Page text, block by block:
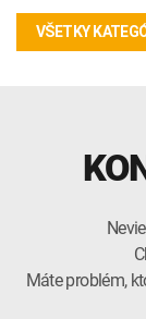
VŠETKY
Máte problém,